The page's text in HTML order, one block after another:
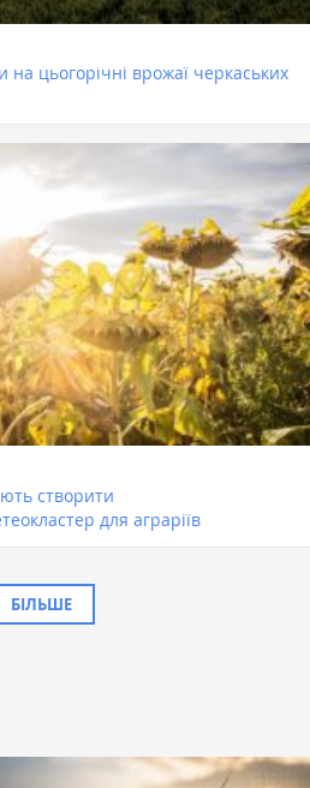
на цьогорічні врожаї черкаських
створити
для аграріїв
БІЛЬШЕ